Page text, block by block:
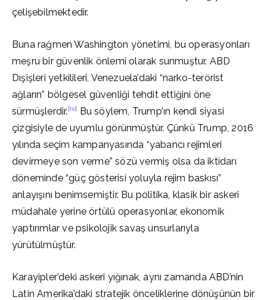
çelişebilmektedir.
Buna rağmen Washington yönetimi, bu operasyonları
meşru bir güvenlik önlemi olarak sunmuştur. ABD
Dışişleri yetkilileri, Venezuela’daki “narko-terörist
ağların” bölgesel güvenliği tehdit ettiğini öne
sürmüşlerdir. [iv] Bu söylem, Trump’ın kendi siyasi
çizgisiyle de uyumlu görünmüştür. Çünkü Trump, 2016
yılında seçim kampanyasında “yabancı rejimleri
devirmeye son verme” sözü vermiş olsa da iktidarı
döneminde “güç gösterisi yoluyla rejim baskısı”
anlayışını benimsemiştir. Bu politika, klasik bir askerî
müdahale yerine örtülü operasyonlar, ekonomik
yaptırımlar ve psikolojik savaş unsurlarıyla
yürütülmüştür.
Karayipler’deki askerî yığınak, aynı zamanda ABD’nin
Latin Amerika’daki stratejik önceliklerine dönüşünün bir